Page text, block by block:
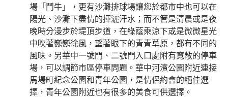
場「鬥牛」，更有沙灘排球場讓您於都市中也可以在
陽光、沙灘下盡情的揮灑汗水；而不管是清晨或是夜
晚時分漫步於堤頂步道，在綠蔭乘涼下或是微微星光
中吹著巍巍徐風，望著眼下的青青草原，都有不同的
風味。另華中一號門、二號門入口處附有寬敞的停車
場，可以調節市區停車問題。華中河濱公園附近連接
馬場町紀念公園和青年公園，是情侶約會的絕佳選
擇，青年公園附近也有很多的美食可供選擇。